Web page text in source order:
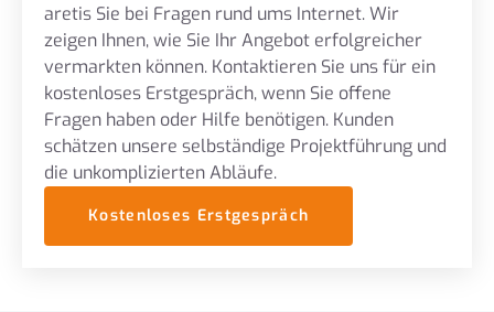
aretis Sie bei Fragen rund ums Internet. Wir
zeigen Ihnen, wie Sie Ihr Angebot erfolgreicher
vermarkten können. Kontaktieren Sie uns für ein
kostenloses Erstgespräch, wenn Sie offene
Fragen haben oder Hilfe benötigen. Kunden
schätzen unsere selbständige Projektführung und
die unkomplizierten Abläufe.
Kostenloses Erstgespräch